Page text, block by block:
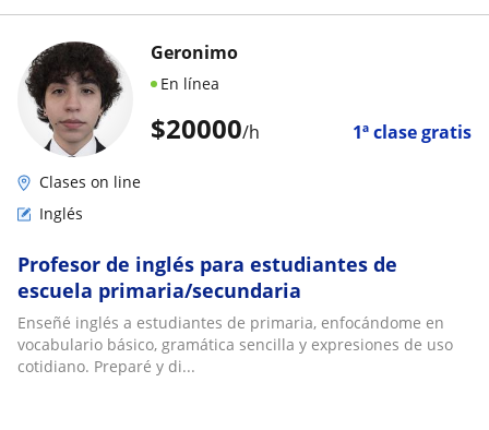
$20000/h 1ª clase gratis
Geronimo
En línea
Clases on line
Inglés
Profesor de inglés para estudiantes de
escuela primaria/secundaria
Enseñé inglés a estudiantes de primaria, enfocándome en
vocabulario básico, gramática sencilla y expresiones de uso
cotidiano. Preparé y di...